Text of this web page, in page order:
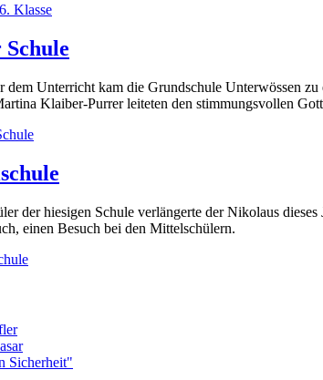
Klasse
dem Unterricht kam die Grundschule Unterwössen
Klaiber-Purrer leiteten den stimmungsvollen
der hiesigen Schule verlängerte der Nikolaus
einen Besuch bei den Mittelschülern.
Sicherheit"